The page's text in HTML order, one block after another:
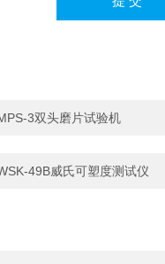
3双头磨片试验机
49B威氏可塑度测试仪